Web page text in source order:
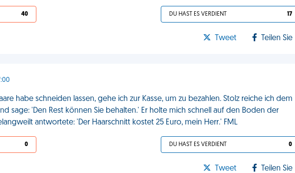
40 DU HAST ES VERDIENT 17
Tweet Teilen Sie
habe schneiden lassen, gehe ich zur Kasse, um zu bezahlen. Stolz reiche ich dem
sage: 'Den Rest können Sie behalten.' Er holte mich schnell auf den Boden der
antwortete: 'Der Haarschnitt kostet 25 Euro, mein Herr.' FML
0 DU HAST ES VERDIENT 0
Tweet Teilen Sie